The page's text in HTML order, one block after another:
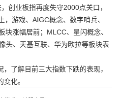
业板指再度失守2000点关口，
游戏、AIGC概念、数字哨兵、
涨幅居前；MLCC、星闪概念、
头、天基互联、华为欧拉等板块表
了解目前三大指数下跌的表现，
化。